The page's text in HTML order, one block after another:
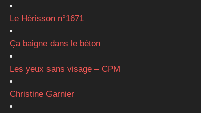
Le Hérisson n°1671
Ça baigne dans le béton
Les yeux sans visage – CPM
Christine Garnier